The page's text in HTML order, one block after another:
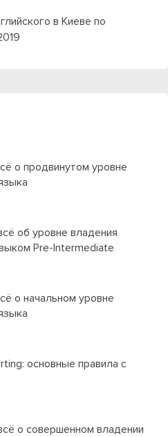
в Киеве по
о продвинутом уровне
об уровне владения
Pre-Intermediate
о начальном уровне
основные правила с
о совершенном владении